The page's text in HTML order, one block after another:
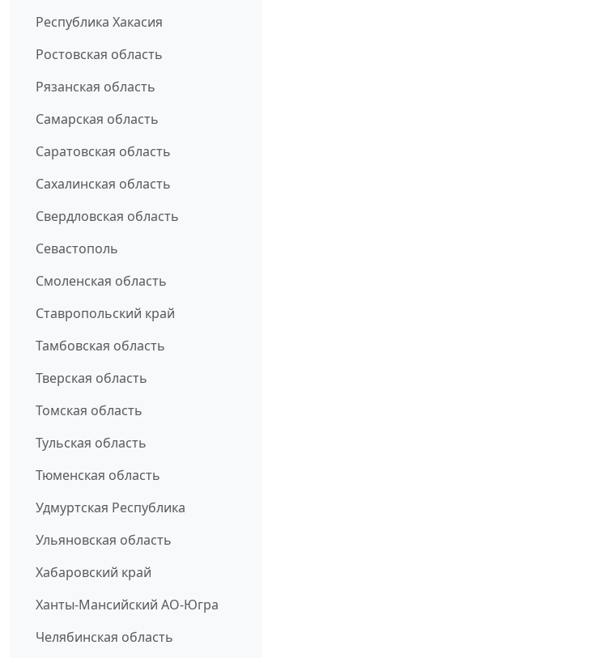
Республика Хакасия
Ростовская область
Рязанская область
Самарская область
Саратовская область
Сахалинская область
Свердловская область
Севастополь
Смоленская область
Ставропольский край
Тамбовская область
Тверская область
Томская область
Тульская область
Тюменская область
Удмуртская Республика
Ульяновская область
Хабаровский край
Ханты-Мансийский АО-Югра
Челябинская область